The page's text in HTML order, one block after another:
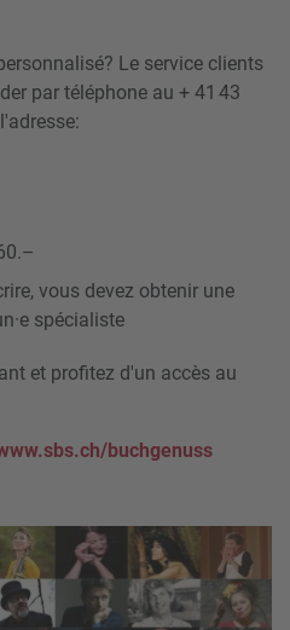
Le service clients
par téléphone au + 41 43
vous devez obtenir une
spécialiste
et profitez d'un accès au
buchgenuss